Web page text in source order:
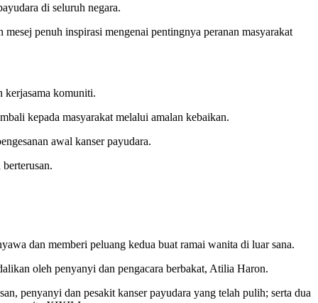
di seluruh negara.
penuh inspirasi mengenai pentingnya peranan masyarakat
kerjasama komuniti.
kepada masyarakat melalui amalan kebaikan.
awal kanser payudara.
dan memberi peluang kedua buat ramai wanita di luar sana.
oleh penyanyi dan pengacara berbakat, Atilia Haron.
penyanyi dan pesakit kanser payudara yang telah pulih; serta dua